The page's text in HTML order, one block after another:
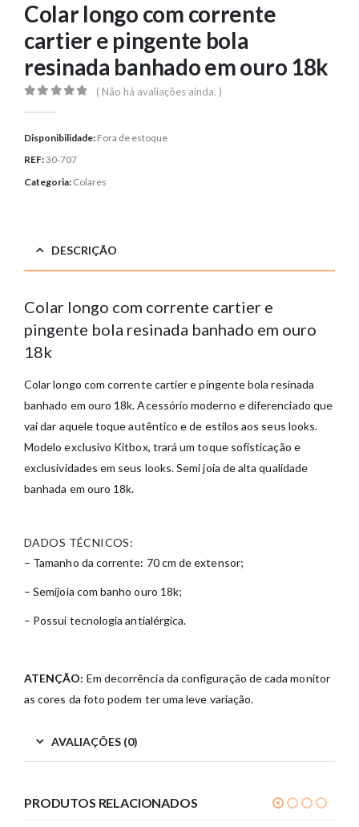
Colar longo com corrente
cartier e pingente bola
resinada banhado em ouro 18k
( Não há avaliações ainda. )
Disponibilidade: Fora de estoque
REF:30-707
Categoria: Colares
DESCRIÇÃO
Colar longo com corrente cartier e
pingente bola resinada banhado em ouro
18k
Colar longo com corrente cartier e pingente bola resinada
banhado em ouro 18k. Acessório moderno e diferenciado que
vai dar aquele toque autêntico e de estilos aos seus looks.
Modelo exclusivo Kitbox, trará um toque sofisticação e
exclusividades em seus looks. Semi joia de alta qualidade
banhada em ouro 18k.
DADOS TÉCNICOS:
– Tamanho da corrente: 70 cm de extensor;
– Semijoia com banho ouro 18k;
– Possui tecnologia antialérgica.
ATENÇÃO: Em decorrência da configuração de cada monitor
as cores da foto podem ter uma leve variação.
AVALIAÇÕES (0)
PRODUTOS RELACIONADOS